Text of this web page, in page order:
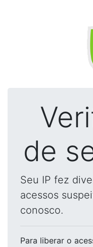
de
Seu IP fez
acessos
conosco.
Para liberar o